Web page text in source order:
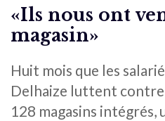
«Ils nous ont
magasin»
Huit mois que les
Delhaize luttent contre
128 magasins intégrés,